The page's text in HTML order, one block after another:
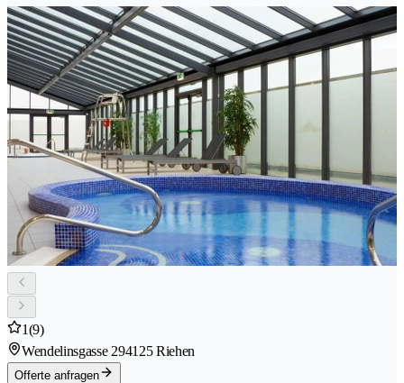
1(9)
Wendelinsgasse 294125 Riehen
Offerte anfragen